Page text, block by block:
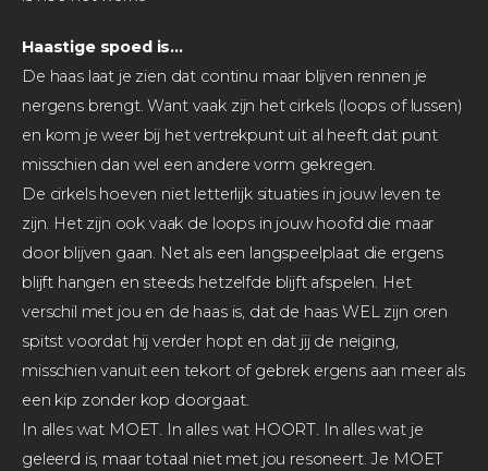
Haastigespoed is…
De haas laat je zien dat continu maar blijven rennen je
nergens brengt. Want vaak zijn het cirkels (loops of lussen)
en kom je weer bij het vertrekpunt uit al heeft dat punt
misschien dan wel een andere vorm gekregen.
De cirkels hoeven niet letterlijk situaties in jouw leven te
zijn. Het zijn ook vaak de loops in jouw hoofd die maar
door blijven gaan. Net als een langspeelplaat die ergens
blijft hangen en steeds hetzelfde blijft afspelen. Het
verschil met jou en de haas is, dat de haas WEL zijn oren
spitst voordat hij verder hopt en dat jij de neiging,
misschien vanuit een tekort of gebrek ergens aan meer als
een kip zonder kop doorgaat.
In alles wat MOET. In alles wat HOORT. In alles wat je
geleerd is, maar totaal niet met jou resoneert. Je MOET